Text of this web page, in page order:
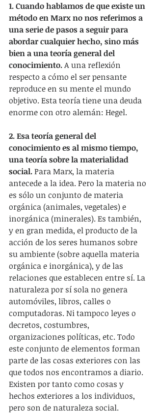
1. Cuando hablamos de que existe un
método en Marx no nos referimos a
una serie de pasos a seguir para
abordar cualquier hecho, sino más
bien a una teoría general del
conocimiento. A una reflexión
respecto a cómo el ser pensante
reproduce en su mente el mundo
objetivo. Esta teoría tiene una deuda
enorme con otro alemán: Hegel.
2. Esa teoría general del
conocimiento es al mismo tiempo,
una teoría sobre la materialidad
social. Para Marx, la materia
antecede a la idea. Pero la materia no
es sólo un conjunto de materia
orgánica (animales, vegetales) e
inorgánica (minerales). Es también,
y en gran medida, el producto de la
acción de los seres humanos sobre
su ambiente (sobre aquella materia
orgánica e inorgánica), y de las
relaciones que establecen entre sí. La
naturaleza por sí sola no genera
automóviles, libros, calles o
computadoras. Ni tampoco leyes o
decretos, costumbres,
organizaciones políticas, etc. Todo
este conjunto de elementos forman
parte de las cosas exteriores con las
que todos nos encontramos a diario.
Existen por tanto como cosas y
hechos exteriores a los individuos,
pero son de naturaleza social.